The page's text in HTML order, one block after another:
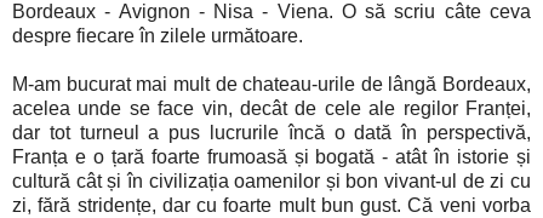
Bordeaux - Avignon - Nisa - Viena. O să scriu câte ceva
despre fiecare în zilele următoare.
M-am bucurat mai mult de chateau-urile de lângă Bordeaux,
acelea unde se face vin, decât de cele ale regilor Franței,
dar tot turneul a pus lucrurile încă o dată în perspectivă,
Franța e o țară foarte frumoasă și bogată - atât în istorie și
cultură cât și în civilizația oamenilor și bon vivant-ul de zi cu
zi, fără stridențe, dar cu foarte mult bun gust. Că veni vorba